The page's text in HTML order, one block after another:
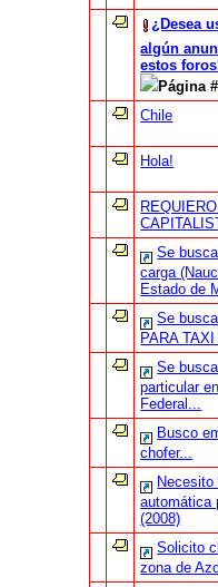
¿Desea
algún
estos
Página #
Chile
Hola!
Se
carga
Estado de
Se
PARA
Se
particular
Federal...
Busco
chofer...
automática
(2008)
Solicito
zona de